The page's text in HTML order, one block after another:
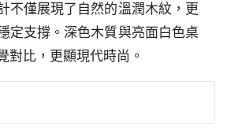
不僅展現了自然的溫潤木紋， 更
定支撐。 深色木質與亮面白色桌
對比， 更顯現代時尚。